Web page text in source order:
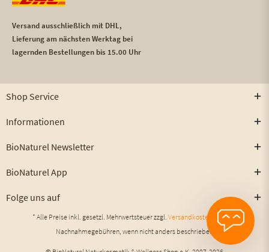
Versand ausschließlich mit DHL,
Lieferung am nächsten Werktag bei
lagernden Bestellungen bis 15.00 Uhr
Shop Service
Informationen
BioNaturel Newsletter
BioNaturel App
Folge uns auf
* Alle Preise inkl. gesetzl. Mehrwertsteuer zzgl. Versandkosten
und ggf.
Nachnahmegebühren, wenn nicht anders beschrieben